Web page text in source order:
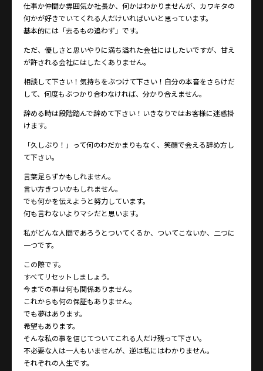
仕事か仲間か雰囲気か社長か、何かはわかりませんが、カワキタの
何かが好きでいてくれる人だけいればいいと思っています。
基本的には「去るもの追わず」です。
ただ、優しさと思いやりに満ち溢れた会社にはしたいですが、甘え
が許される会社にはしたくありません。
相談して下さい！気持ちをぶつけて下さい！自分の本音をさらけだ
して、何度もぶつかり合わなければ、分かり合えません。
辞める時は段階踏んで辞めて下さい！いきなりではお客様に迷惑掛
けます。
「久しぶり！」って何のわだかまりもなく、笑顔で会える辞め方し
て下さい。
言葉足らずかもしれません。
言い方きついかもしれません。
でも何かを伝えようと努力しています。
何も言わないよりマシだと思います。
私がどんな人間であろうとついてくるか、ついてこないか、二つに
一つです。
この際です。
すべてリセットしましょう。
今までの事は何も関係ありません。
これからも何の保証もありません。
でも夢はあります。
希望もあります。
そんな私の事を信じてついてこれる人だけ残って下さい。
不必要な人は一人もいませんが、逆は私にはわかりません。
それぞれの人生です。